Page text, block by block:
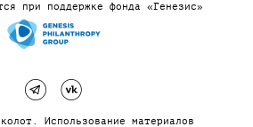
при поддержке фонда «Генезис»
Использование материалов